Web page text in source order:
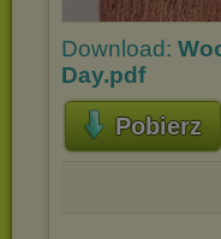
Download:
Day.pdf
Pobierz